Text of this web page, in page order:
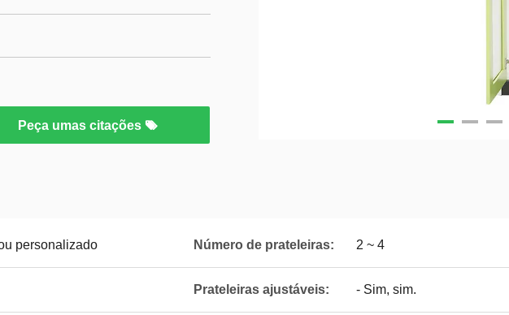
Peça umas citações
personalizado Número de prateleiras: 2 ~ 4
Prateleiras ajustáveis: - Sim, sim.